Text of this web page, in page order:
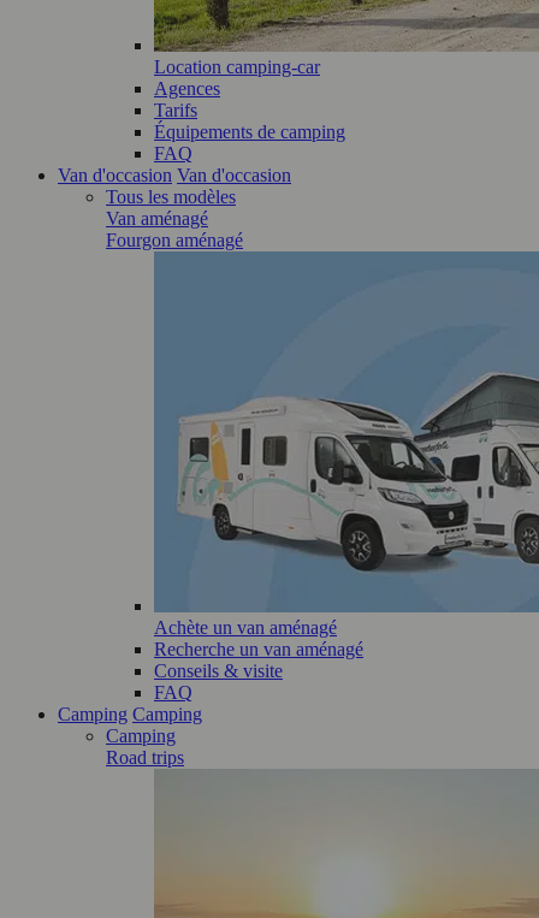
Location camping-car
Agences
Tarifs
Équipements de camping
FAQ
Van d'occasion Van d'occasion
Tous les modèles
Van aménagé
Fourgon aménagé
Achète un van aménagé
Recherche un van aménagé
Conseils & visite
FAQ
Camping Camping
Camping
Road trips